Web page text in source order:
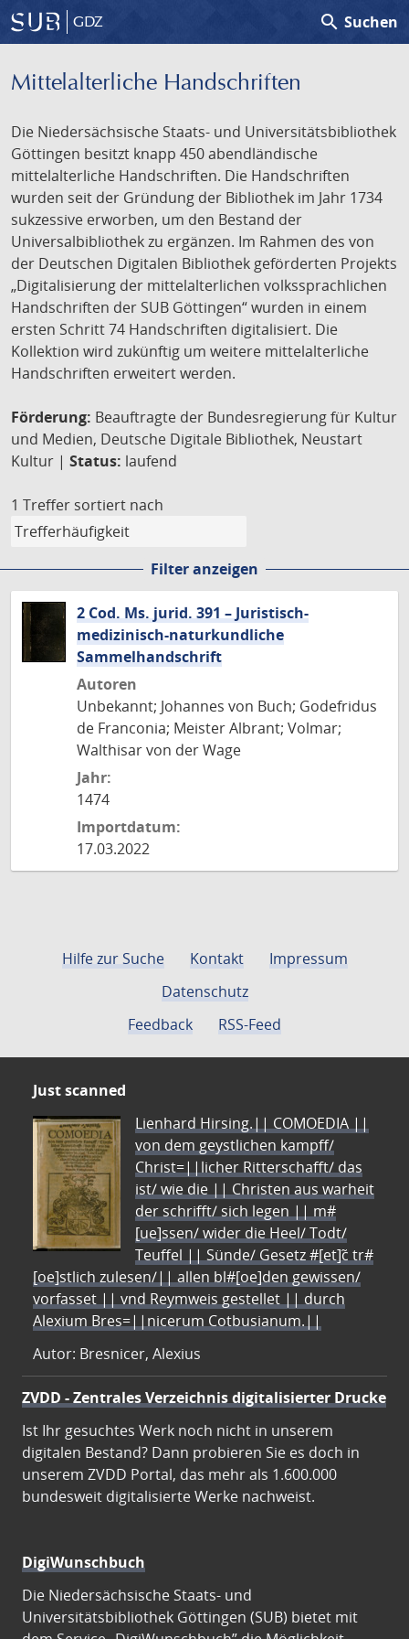
GDZ search Suchen
Mittelalterliche Handschriften
Die Niedersächsische Staats- und Universitätsbibliothek
Göttingen besitzt knapp 450 abendländische
mittelalterliche Handschriften. Die Handschriften
wurden seit der Gründung der Bibliothek im Jahr 1734
sukzessive erworben, um den Bestand der
Universalbibliothek zu ergänzen. Im Rahmen des von
der Deutschen Digitalen Bibliothek geförderten Projekts
„Digitalisierung der mittelalterlichen volkssprachlichen
Handschriften der SUB Göttingen“ wurden in einem
ersten Schritt 74 Handschriften digitalisiert. Die
Kollektion wird zukünftig um weitere mittelalterliche
Handschriften erweitert werden.
Förderung: Beauftragte der Bundesregierung für Kultur
und Medien, Deutsche Digitale Bibliothek, Neustart
Kultur | Status: laufend
1 Treffer sortiert nach
Filter anzeigen
2 Cod. Ms. jurid. 391 – Juristisch-
medizinisch-naturkundliche
Sammelhandschrift
Autoren
Unbekannt; Johannes von Buch; Godefridus
de Franconia; Meister Albrant; Volmar;
Walthisar von der Wage
Jahr:
1474
Importdatum:
17.03.2022
Hilfe zur Suche Kontakt
Impressum
Datenschutz
Feedback
RSS-Feed
Just scanned
Lienhard Hirsing.|| COMOEDIA ||
von dem geystlichen kampff/
Christ=||licher Ritterschafft/ das
ist/ wie die || Christen aus warheit
der schrifft/ sich legen || m#
[ue]ssen/ wider die Heel/ Todt/
Teuffel || Sünde/ Gesetz #[et]c̃ tr#
[oe]stlich zulesen/|| allen bl#[oe]den gewissen/
vorfasset || vnd Reymweis gestellet || durch
Alexium Bres=||nicerum Cotbusianum.||
Autor: Bresnicer, Alexius
ZVDD - Zentrales Verzeichnis digitalisierter Drucke
Ist Ihr gesuchtes Werk noch nicht in unserem
digitalen Bestand? Dann probieren Sie es doch in
unserem ZVDD Portal, das mehr als 1.600.000
bundesweit digitalisierte Werke nachweist.
DigiWunschbuch
Die Niedersächsische Staats- und
Universitätsbibliothek Göttingen (SUB) bietet mit